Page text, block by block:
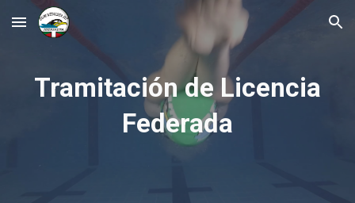
Skip to main content Skip to navigation
Tramitación de Licencia
Federada